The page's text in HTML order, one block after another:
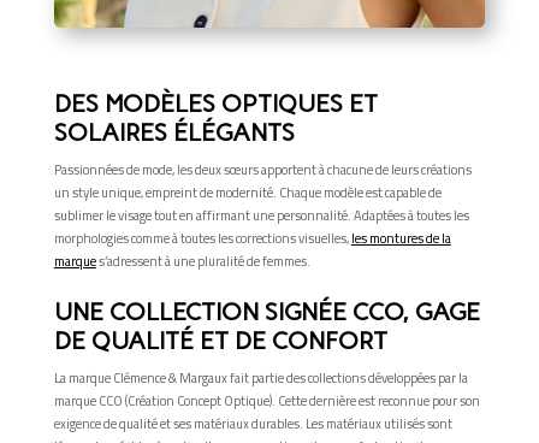
DES MODÈLES OPTIQUES ET
SOLAIRES ÉLÉGANTS
Passionnées de mode, les deux sœurs apportent à chacune de leurs créations
un style unique, empreint de modernité. Chaque modèle est capable de
sublimer le visage tout en affirmant une personnalité. Adaptées à toutes les
morphologies comme à toutes les corrections visuelles,les montures de la
marques’adressent à une pluralité de femmes.
UNE COLLECTION SIGNÉE CCO, GAGE
DE QUALITÉ ET DE CONFORT
La marque Clémence & Margaux fait partie des collections développées par la
marque CCO (Création Concept Optique). Cette dernière est reconnue pour son
exigence de qualité et ses matériaux durables. Les matériaux utilisés sont